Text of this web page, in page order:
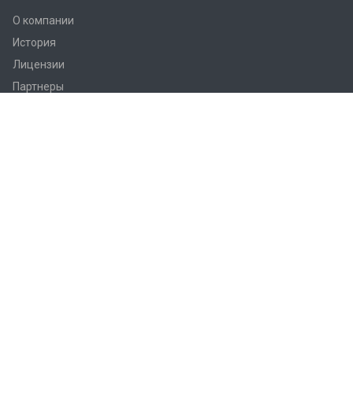
О компании
История
Лицензии
Партнеры